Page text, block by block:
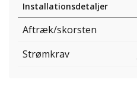
Installationsdetaljer
Aftræk/skorsten
Strømkrav